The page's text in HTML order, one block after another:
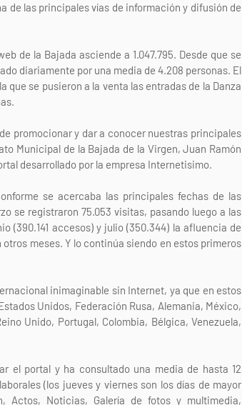
de las principales vías de información y difusión de
de la Bajada asciende a 1.047.795. Desde que se
diariamente por una media de 4.208 personas. El
que se pusieron a la venta las entradas de la Danza
promocionar y dar a conocer nuestras principales
Municipal de la Bajada de la Virgen, Juan Ramón
desarrollado por la empresa Internetisimo.
se acercaba las principales fechas de las
se registraron 75.053 visitas, pasando luego a las
(390.141 accesos) y julio (350.344) la afluencia de
meses. Y lo continúa siendo en estos primeros
inimaginable sin Internet, ya que en estos
Unidos, Federación Rusa, Alemania, México,
Unido, Portugal, Colombia, Bélgica, Venezuela,
el portal y ha consultado una media de hasta 12
(los jueves y viernes son los días de mayor
Actos, Noticias, Galería de fotos y multimedia,